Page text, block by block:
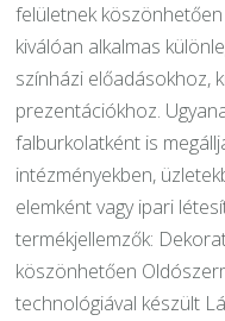
felületnek
kiválóan alkalmas
színházi előadásokhoz,
prezentációkhoz.
falburkolatként is
intézményekben,
elemként vagy ipari
termékjellemzők:
köszönhetően
technológiával készült